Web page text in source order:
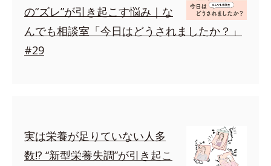
の“ズレ”が引き起こす悩み｜な
んでも相談室「今日はどうされましたか？」
#29
実は栄養が足りていない人多
数!? “新型栄養失調”が引き起こ